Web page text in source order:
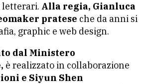
letterari. Alla regia, Gianluca
pratese che da anni si
graphic e web design.
dal Ministero
è realizzato in collaborazione
e Siyun Shen